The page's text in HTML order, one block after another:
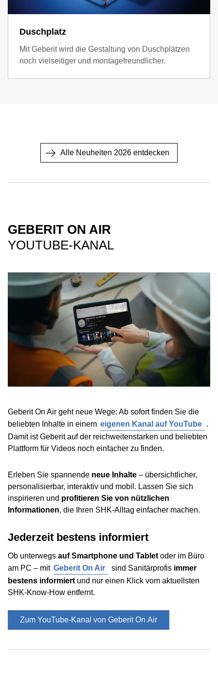
Duschplatz
Mit Geberit wird die Gestaltung von Duschplätzen
noch vielseitiger und montagefreundlicher.
Alle Neuheiten 2026 entdecken
GEBERIT ON AIR
YOUTUBE-KANAL
Geberit On Air geht neue Wege: Ab sofort finden Sie die
beliebten Inhalte in einem eigenen Kanal auf YouTube .
Damit ist Geberit auf der reichweitenstarken und beliebten
Plattform für Videos noch einfacher zu finden.
Erleben Sie spannende neue Inhalte – übersichtlicher,
personalisierbar, interaktiv und mobil. Lassen Sie sich
inspirieren und profitieren Sie von nützlichen
Informationen, die Ihren SHK-Alltag einfacher machen.
Jederzeit bestens informiert
Ob unterwegs auf Smartphone und Tablet oder im Büro
am PC – mit Geberit On Air sind Sanitärprofis immer
bestens informiert und nur einen Klick vom aktuellsten
SHK-Know-How entfernt.
Zum YouTube-Kanal von Geberit On Air